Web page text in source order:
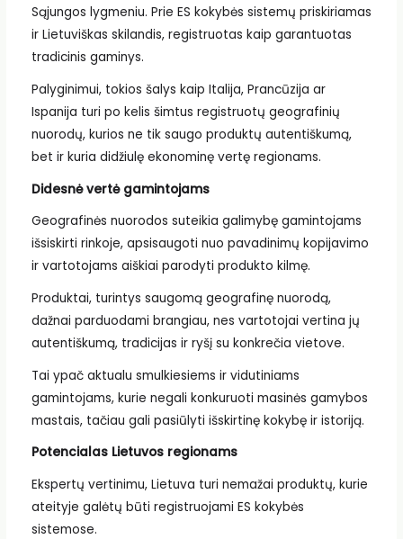
Sąjungos lygmeniu. Prie ES kokybės sistemų priskiriamas
ir Lietuviškas skilandis, registruotas kaip garantuotas
tradicinis gaminys.
Palyginimui, tokios šalys kaip Italija, Prancūzija ar
Ispanija turi po kelis šimtus registruotų geografinių
nuorodų, kurios ne tik saugo produktų autentiškumą,
bet ir kuria didžiulę ekonominę vertę regionams.
Didesnė vertė gamintojams
Geografinės nuorodos suteikia galimybę gamintojams
išsiskirti rinkoje, apsisaugoti nuo pavadinimų kopijavimo
ir vartotojams aiškiai parodyti produkto kilmę.
Produktai, turintys saugomą geografinę nuorodą,
dažnai parduodami brangiau, nes vartotojai vertina jų
autentiškumą, tradicijas ir ryšį su konkrečia vietove.
Tai ypač aktualu smulkiesiems ir vidutiniams
gamintojams, kurie negali konkuruoti masinės gamybos
mastais, tačiau gali pasiūlyti išskirtinę kokybę ir istoriją.
Potencialas Lietuvos regionams
Ekspertų vertinimu, Lietuva turi nemažai produktų, kurie
ateityje galėtų būti registruojami ES kokybės
sistemose.